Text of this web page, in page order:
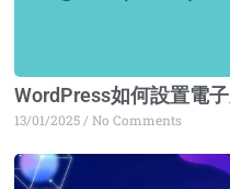
WordPress如何設置電
13/01/2025 No Comments